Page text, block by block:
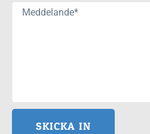
SKICKA IN